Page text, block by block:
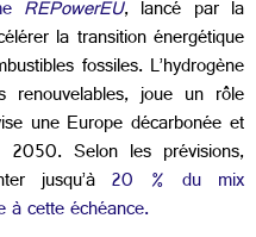
REPowerEU, lancé par la
la transition énergétique
fossiles. L’hydrogène
joue un rôle
une Europe décarbonée et
2050. Selon les prévisions,
jusqu’à 20 % du mix
à cette échéance.